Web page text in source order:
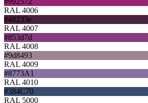
RAL 4006
#48233e
RAL 4007
#853d7d
RAL 4008
#9d8493
RAL 4009
#8773A1
RAL 4010
#384C70
RAL 5000